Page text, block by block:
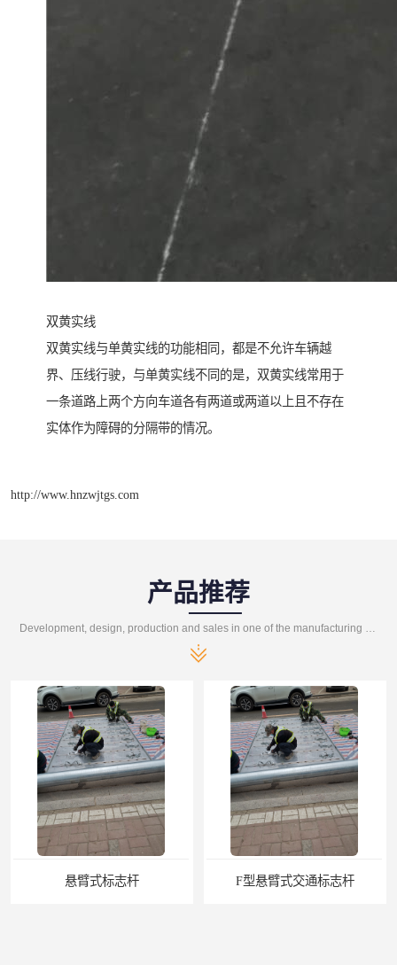
双黄实线
双黄实线与单黄实线的功能相同，都是不允许车辆越
界、压线行驶，与单黄实线不同的是，双黄实线常用于
一条道路上两个方向车道各有两道或两道以上且不存在
实体作为障碍的分隔带的情况。
http://www.hnzwjtgs.com
产品推荐
F型悬臂式交通标志杆